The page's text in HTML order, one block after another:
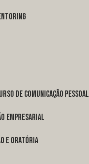
curso de comunicação pessoal
empresarial
e oratória